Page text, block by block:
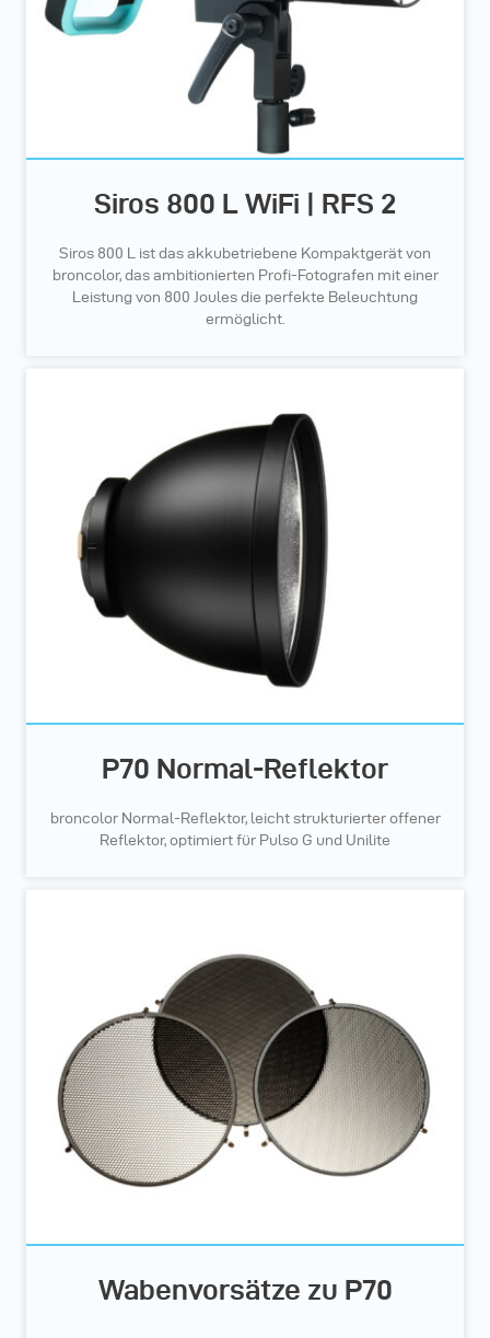
Siros 800 L WiFi | RFS 2
Siros 800 L ist das akkubetriebene Kompaktgerät von
broncolor, das ambitionierten Profi-Fotografen mit einer
Leistung von 800 Joules die perfekte Beleuchtung
ermöglicht.
P70 Normal-Reflektor
broncolor Normal-Reflektor, leicht strukturierter offener
Reflektor, optimiert für Pulso G und Unilite
Wabenvorsätze zu P70